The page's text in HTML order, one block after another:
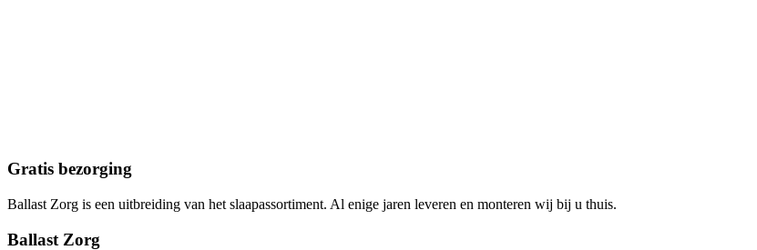
Gratis bezorging
Ballast Zorg is een uitbreiding van het slaapassortiment. Al enige jaren leveren en monteren wij bij u thuis.
Ballast Zorg